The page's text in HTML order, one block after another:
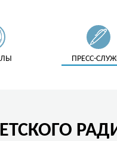
ПРЕСС-